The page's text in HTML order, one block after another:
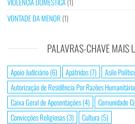
VIOLÊNCIA DOMÉSTICA(1)
VONTADE DA MENOR (1)
PALAVRAS-CHAVE MAIS
Apoio Judiciário(6) Apátridas(7) Asilo
Autorização de Residência Por Razões
Caixa Geral de Aposentações(4) Comunidade
Convicções Religiosas(3) Cultura (5)